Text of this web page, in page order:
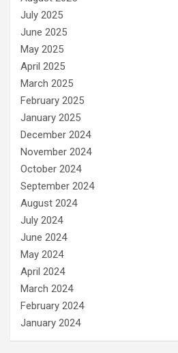
July 2025
June 2025
May 2025
April 2025
March 2025
February 2025
January 2025
December 2024
November 2024
October 2024
September 2024
August 2024
July 2024
June 2024
May 2024
April 2024
March 2024
February 2024
January 2024